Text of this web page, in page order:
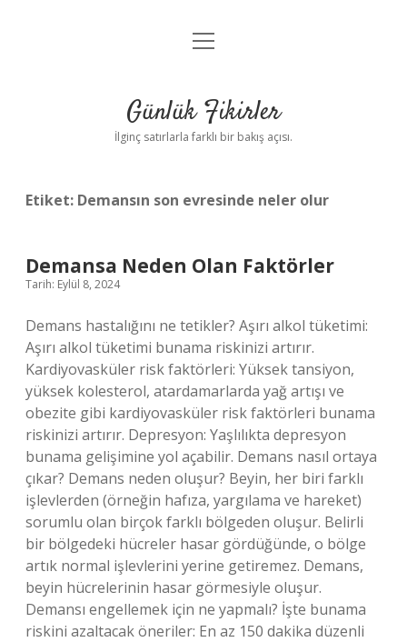
Anasayfa
Yasal Uyarı
menüyü
Günlük Fikirler
İlginç satırlarla farklı bir bakış açısı.
Etiket: Demansın son evresinde neler olur
Demansa Neden Olan Faktörler
Tarih: Eylül 8, 2024
Demans hastalığını ne tetikler? Aşırı alkol tüketimi:
Aşırı alkol tüketimi bunama riskinizi artırır.
Kardiyovasküler risk faktörleri: Yüksek tansiyon,
yüksek kolesterol, atardamarlarda yağ artışı ve
obezite gibi kardiyovasküler risk faktörleri bunama
riskinizi artırır. Depresyon: Yaşlılıkta depresyon
bunama gelişimine yol açabilir. Demans nasıl ortaya
çıkar? Demans neden oluşur? Beyin, her biri farklı
işlevlerden (örneğin hafıza, yargılama ve hareket)
sorumlu olan birçok farklı bölgeden oluşur. Belirli
bir bölgedeki hücreler hasar gördüğünde, o bölge
artık normal işlevlerini yerine getiremez. Demans,
beyin hücrelerinin hasar görmesiyle oluşur.
Demansı engellemek için ne yapmalı? İşte bunama
riskini azaltacak öneriler: En az 150 dakika düzenli